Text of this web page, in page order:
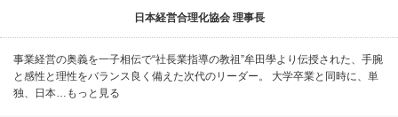
日本経営合理化協会 理事長
事業経営の奥義を一子相伝で“社長業指導の教祖”牟田學より伝授された、手腕
と感性と理性をバランス良く備えた次代のリーダー。 大学卒業と同時に、単
独、日本…もっと見る